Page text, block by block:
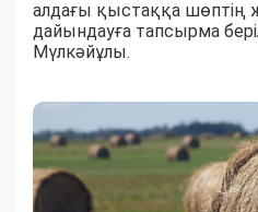
алдағы қыстаққа
дайындауға тапсырма
Мүлкәйұлы.